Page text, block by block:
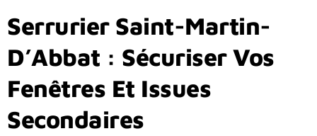
Serrurier Saint-Martin-
D’Abbat : Sécuriser Vos
Fenêtres Et Issues
Secondaires